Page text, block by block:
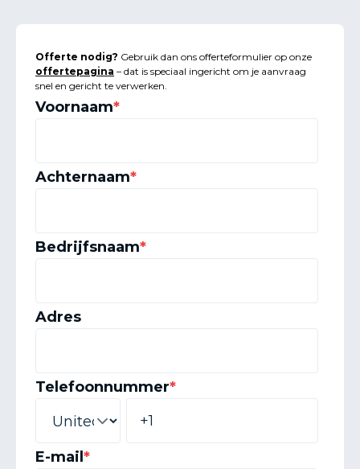
Offerte nodig? Gebruik dan ons offerteformulier op onze
offertepagina – dat is speciaal ingericht om je aanvraag
snel en gericht te verwerken.
Voornaam*
Achternaam*
Bedrijfsnaam*
Adres
Telefoonnummer*
E-mail*